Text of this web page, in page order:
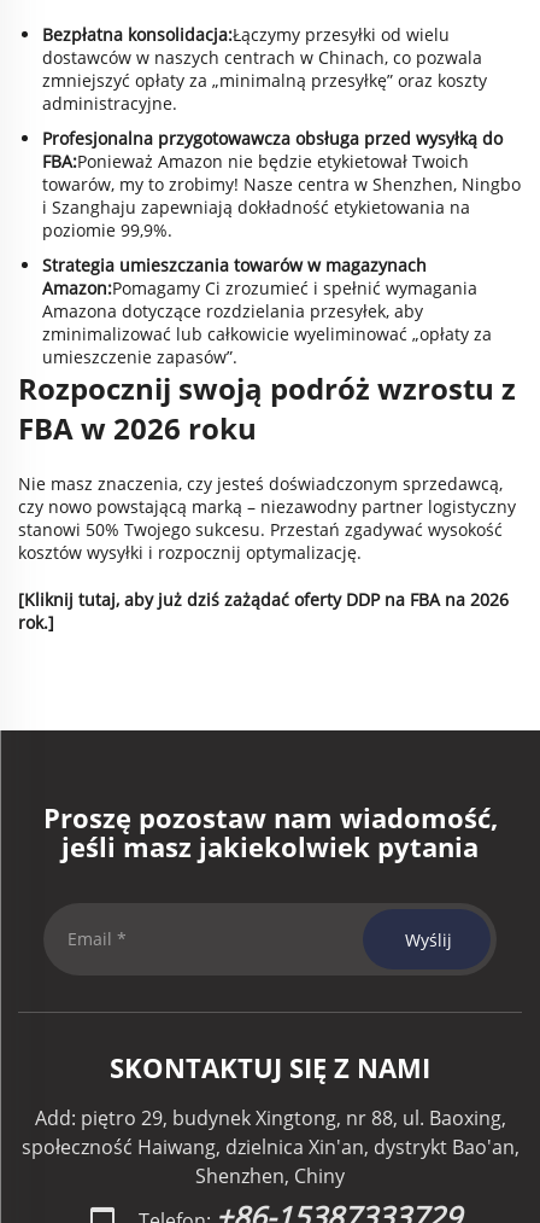
Bezpłatna konsolidacja:Łączymy przesyłki od wielu
dostawców w naszych centrach w Chinach, co pozwala
zmniejszyć opłaty za „minimalną przesyłkę” oraz koszty
administracyjne.
Profesjonalna przygotowawcza obsługa przed wysyłką do
FBA:Ponieważ Amazon nie będzie etykietował Twoich
towarów, my to zrobimy! Nasze centra w Shenzhen, Ningbo
i Szanghaju zapewniają dokładność etykietowania na
poziomie 99,9%.
Strategia umieszczania towarów w magazynach
Amazon:Pomagamy Ci zrozumieć i spełnić wymagania
Amazona dotyczące rozdzielania przesyłek, aby
zminimalizować lub całkowicie wyeliminować „opłaty za
umieszczenie zapasów”.
Rozpocznij swoją podróż wzrostu z
FBA w 2026 roku
Nie masz znaczenia, czy jesteś doświadczonym sprzedawcą,
czy nowo powstającą marką – niezawodny partner logistyczny
stanowi 50% Twojego sukcesu. Przestań zgadywać wysokość
kosztów wysyłki i rozpocznij optymalizację.
[Kliknij tutaj, aby już dziś zażądać oferty DDP na FBA na 2026
rok.]
Proszę pozostaw nam wiadomość,
jeśli masz jakiekolwiek pytania
Wyślij
SKONTAKTUJ SIĘ Z NAMI
Add: piętro 29, budynek Xingtong, nr 88, ul. Baoxing,
społeczność Haiwang, dzielnica Xin'an, dystrykt Bao'an,
Shenzhen, Chiny